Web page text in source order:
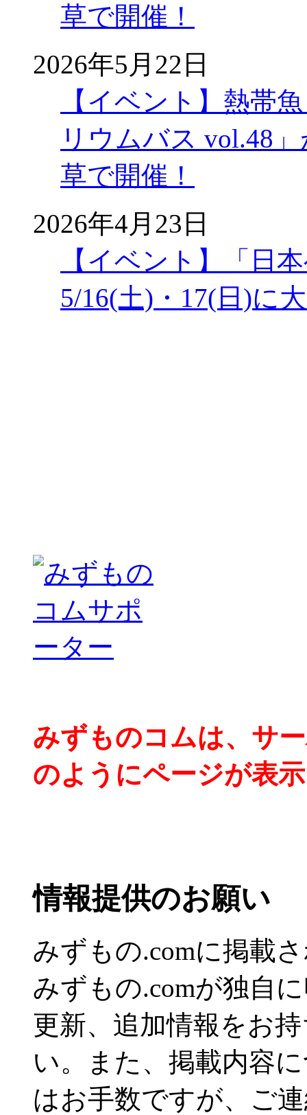
草で開催！
2026年5月22日
【イベント】熱帯
リウムバス vol.48
草で開催！
2026年4月23日
【イベント】「日
5/16(土)・17(日)に
みずものコムは、サ
のようにページが表
情報提供のお願い
みずもの.comに掲載
みずもの.comが独自
更新、追加情報をお
い。また、掲載内容
はお手数ですが、ご